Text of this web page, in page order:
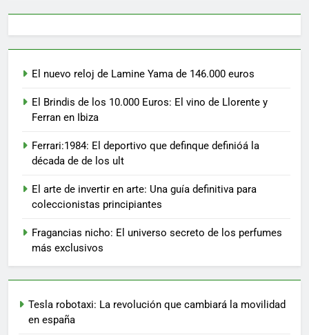
El nuevo reloj de Lamine Yama de 146.000 euros
El Brindis de los 10.000 Euros: El vino de Llorente y
Ferran en Ibiza
Ferrari:1984: El deportivo que definque definióá la
década de de los ult
El arte de invertir en arte: Una guía definitiva para
coleccionistas principiantes
Fragancias nicho: El universo secreto de los perfumes
más exclusivos
Tesla robotaxi: La revolución que cambiará la movilidad
en españa